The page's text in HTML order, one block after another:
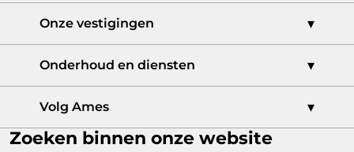
Onze vestigingen
Ames Bedrijfswagencentrum
Ames Audi Centrum
CUPRA Garage Dordrecht
Ames Auto Casa
Onderhoud en diensten
Werkplaatsafspraak
Leasen
Volg Ames
Zoeken binnen onze website